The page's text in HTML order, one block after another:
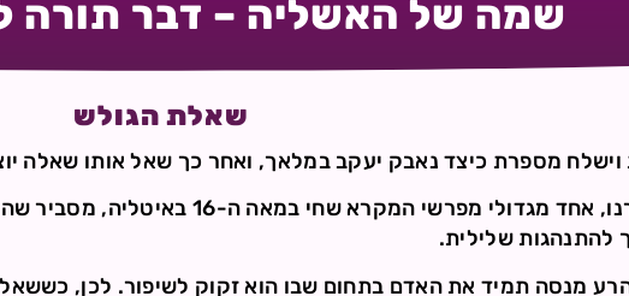
שמה של האשליה – דבר תורה
שאלת הגולש
מספרת כיצד נאבק יעקב במלאך, ואחר כך שאל אותו שאלה
הספורנו, אחד מגדולי מפרשי המקרא
להתנהגות שלילית.
מנסה תמיד את האדם בתחום שבו הוא זקוק לשיפור. לכן,